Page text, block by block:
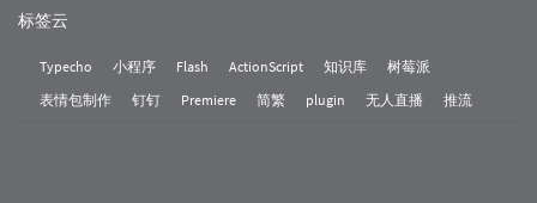
标签云
Typecho 小程序 Flash ActionScript 知识库
树莓派
表情包制作
钉钉 Premiere 简繁 plugin 无人直播 推流